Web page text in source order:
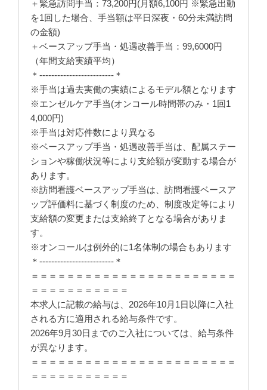
＋緊急訪問手当：73,200円(月額6,100円 ※緊急出動
を1回した場合、手当額は平日深夜・60分未満訪問
の金額)
＋ベースアップ手当・処遇改善手当：99,6000円
（年間支給実績平均）
＊-------------------------＊
※手当は過去実働の実績によるモデル額となります
※エンゼルケア手当(オンコール時間帯のみ・1回1
4,000円)
※手当は対応件数により異なる
※ベースアップ手当・処遇改善手当は、配属ステー
ションや稼働状況等により支給額が変動する場合が
あります。
※訪問看護ベースアップ手当は、訪問看護ベースア
ップ評価料に基づく制度のため、制度改定等により
支給額の変更または支給終了となる場合がありま
す。
※オンコールは例外的に1名体制の場合もあります
＊-------------------------＊
＝＝＝＝＝＝＝＝＝＝＝＝＝＝＝＝＝＝＝＝＝＝＝
＝＝＝＝＝＝＝＝＝＝＝
本求人に記載の給与は、2026年10月1日以降に入社
される方に適用される給与条件です。
2026年9月30日までのご入社については、給与条件
が異なります。
＝＝＝＝＝＝＝＝＝＝＝＝＝＝＝＝＝＝＝＝＝＝＝
＝＝＝＝＝＝＝＝＝＝＝